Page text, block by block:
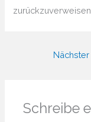
zurückzuverweisen.
Schreibe